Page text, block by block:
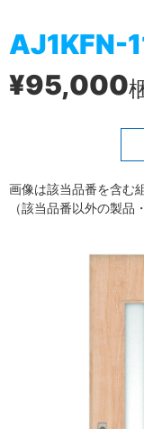
AJ1KFN-
¥95,000
画像は該当品番を含む
（該当品番以外の製品